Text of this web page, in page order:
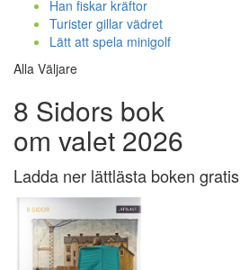
Han fiskar kräftor
Turister gillar vädret
Lätt att spela minigolf
Alla Väljare
8 Sidors bok
om valet 2026
Ladda ner lättlästa boken gratis